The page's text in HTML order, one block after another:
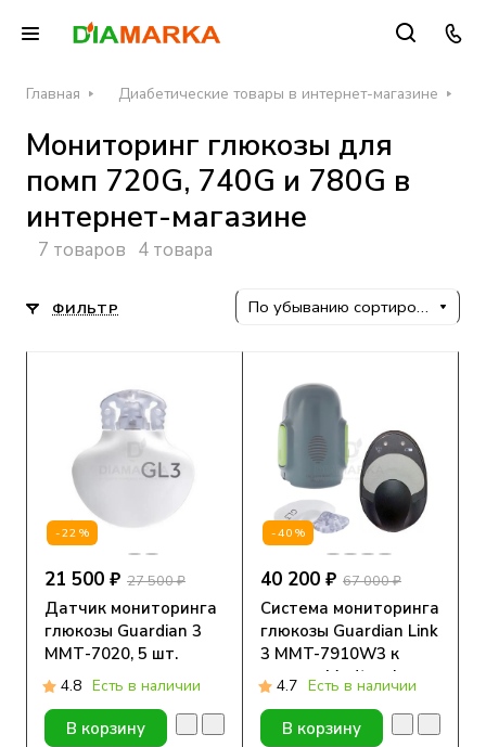
Главная Диабетические товары в интернет-магазине
Мониторинг глюкозы для
помп 720G, 740G и 780G в
интернет-магазине
7 товаров 4 товара
ФИЛЬТР По убыванию сортировки
-22%
21 500 ₽ 27 500 ₽
Датчик мониторинга
глюкозы Guardian 3
ММТ-7020, 5 шт.
4.8 Есть в наличии
В корзину
-40%
40 200 ₽ 67 000 ₽
Система мониторинга
глюкозы Guardian Link
3 MMT-7910W3 к
помпам Medtronic
MiniMed 720G, 740G,
780G, 1 шт.
4.7 Есть в наличии
В корзину